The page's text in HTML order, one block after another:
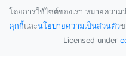
โดยการใช้ไซต์ของเรา หมายควา
คุกกี้และนโยบายความเป็นส่วนตัวข
Licensed under